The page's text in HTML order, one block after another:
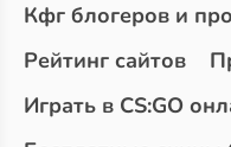
Кфг блогеров и про
Рейтинг сайтов
Играть в CS:GO